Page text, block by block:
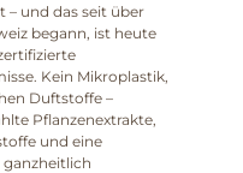
und das seit über
begann, ist heute
Kein Mikroplastik,
Duftstoffe –
Pflanzenextrakte,
und eine
ganzheitlich